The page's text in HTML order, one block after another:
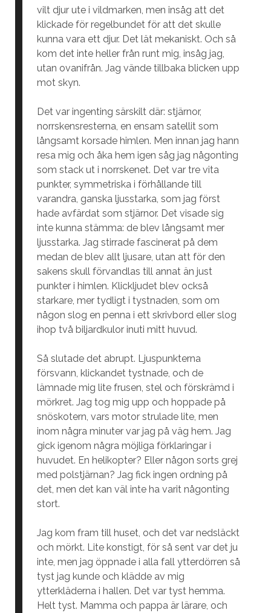
vilt djur ute i vildmarken, men insåg att det
klickade för regelbundet för att det skulle
kunna vara ett djur. Det lät mekaniskt. Och så
kom det inte heller från runt mig, insåg jag,
utan ovanifrån. Jag vände tillbaka blicken upp
mot skyn.
Det var ingenting särskilt där: stjärnor,
norrskensresterna, en ensam satellit som
långsamt korsade himlen. Men innan jag hann
resa mig och åka hem igen såg jag någonting
som stack ut i norrskenet. Det var tre vita
punkter, symmetriska i förhållande till
varandra, ganska ljusstarka, som jag först
hade avfärdat som stjärnor. Det visade sig
inte kunna stämma: de blev långsamt mer
ljusstarka. Jag stirrade fascinerat på dem
medan de blev allt ljusare, utan att för den
sakens skull förvandlas till annat än just
punkter i himlen. Klickljudet blev också
starkare, mer tydligt i tystnaden, som om
någon slog en penna i ett skrivbord eller slog
ihop två biljardkulor inuti mitt huvud.
Så slutade det abrupt. Ljuspunkterna
försvann, klickandet tystnade, och de
lämnade mig lite frusen, stel och förskrämd i
mörkret. Jag tog mig upp och hoppade på
snöskotern, vars motor strulade lite, men
inom några minuter var jag på väg hem. Jag
gick igenom några möjliga förklaringar i
huvudet. En helikopter? Eller någon sorts grej
med polstjärnan? Jag fick ingen ordning på
det, men det kan väl inte ha varit någonting
stort.
Jag kom fram till huset, och det var nedsläckt
och mörkt. Lite konstigt, för så sent var det ju
inte, men jag öppnade i alla fall ytterdörren så
tyst jag kunde och klädde av mig
ytterkläderna i hallen. Det var tyst hemma.
Helt tyst. Mamma och pappa är lärare, och